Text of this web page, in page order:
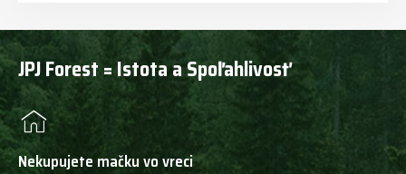
JPJ Forest = Istota a Spoľahlivosť
Nekupujete mačku vo vreci